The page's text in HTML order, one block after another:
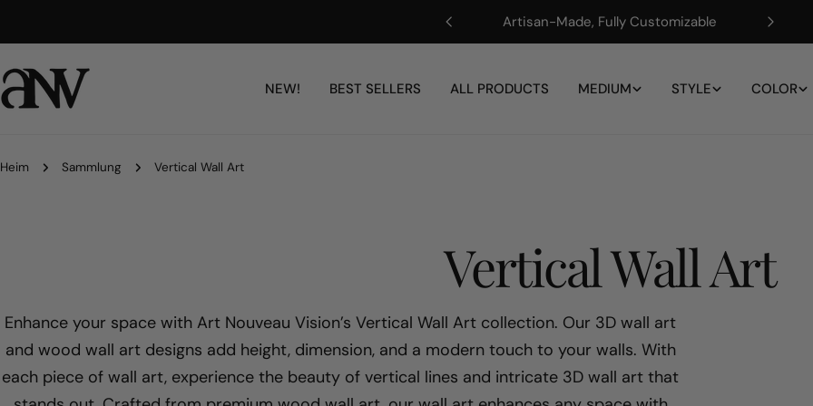
Artisan-Made, Fully Customizable
NEW! BEST SELLERS ALL PRODUCTS MEDIUM STYLE COLOR
Heim Sammlung Vertical Wall Art
S
a
m
Vertical Wall Art
Enhance your space with Art Nouveau Vision’s Vertical Wall Art collection. Our 3D wall art
and wood wall art designs add height, dimension, and a modern touch to your walls. With
each piece of wall art, experience the beauty of vertical lines and intricate 3D wall art that